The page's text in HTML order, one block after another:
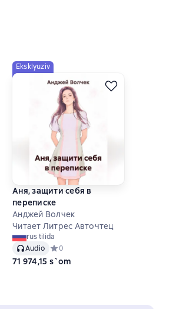
оценок
Eksklyuziv
Аня, защити себя в
переписке
Анджей Волчек
Читает Литрес Авточтец
rus tilida
Audio
Средний рейтинг 0 на основе 0
0
71 974,15 s`om